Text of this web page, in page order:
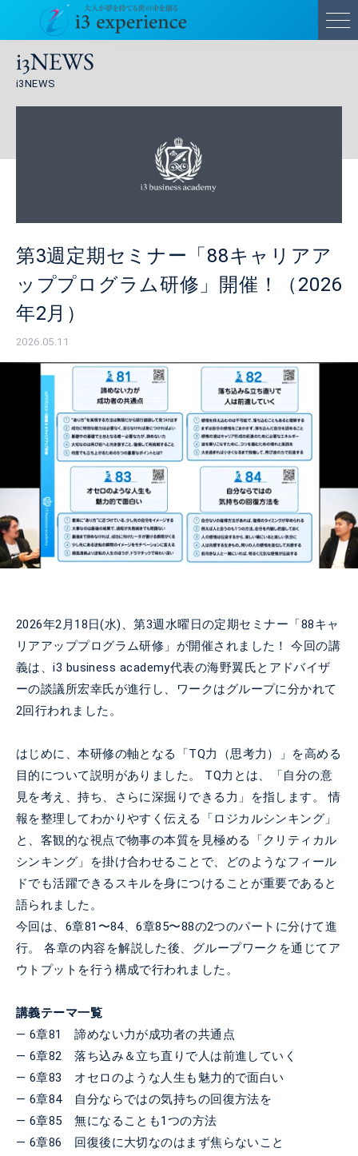
i3NEWS
i3NEWS
第3週定期セミナー「88キャリアア
ッププログラム研修」開催！（2026
年2月）
2026.05.11
2026年2月18日(水)、第3週水曜日の定期セミナー「88キャ
リアアッププログラム研修」が開催されました！今回の講
義は、i3 business academy代表の海野翼氏とアドバイザ
ーの談議所宏幸氏が進行し、ワークはグループに分かれて
2回行われました。
はじめに、本研修の軸となる「TQ力（思考力）」を高める
目的について説明がありました。 TQ力とは、「自分の意
見を考え、持ち、さらに深掘りできる力」を指します。情
報を整理してわかりやすく伝える「ロジカルシンキング」
と、客観的な視点で物事の本質を見極める「クリティカル
シンキング」を掛け合わせることで、どのようなフィール
ドでも活躍できるスキルを身につけることが重要であると
語られました。
今回は、6章81〜84、6章85〜88の2つのパートに分けて進
行。各章の内容を解説した後、グループワークを通じてア
ウトプットを行う構成で行われました。
講義テーマ一覧
― 6章81 諦めない力が成功者の共通点
― 6章82 落ち込み＆立ち直りで人は前進していく
― 6章83 オセロのような人生も魅力的で面白い
― 6章84 自分ならではの気持ちの回復方法を
― 6章85 無になることも1つの方法
― 6章86 回復後に大切なのはまず焦らないこと